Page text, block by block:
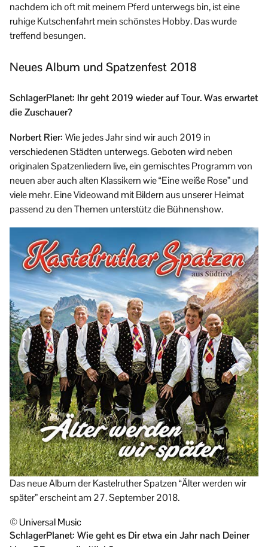
nachdem ich oft mit meinem Pferd unterwegs bin, ist eine
ruhige Kutschenfahrt mein schönstes Hobby. Das wurde
treffend besungen.
Neues Album und Spatzenfest 2018
SchlagerPlanet: Ihr geht 2019 wieder auf Tour. Was erwartet
die Zuschauer?
Norbert Rier: Wie jedes Jahr sind wir auch 2019 in
verschiedenen Städten unterwegs. Geboten wird neben
originalen Spatzenliedern live, ein gemischtes Programm von
neuen aber auch alten Klassikern wie “Eine weiße Rose” und
viele mehr. Eine Videowand mit Bildern aus unserer Heimat
passend zu den Themen unterstütz die Bühnenshow.
Das neue Album der Kastelruther Spatzen “Älter werden wir
später” erscheint am 27. September 2018.
© Universal Music
SchlagerPlanet: Wie geht es Dir etwa ein Jahr nach Deiner